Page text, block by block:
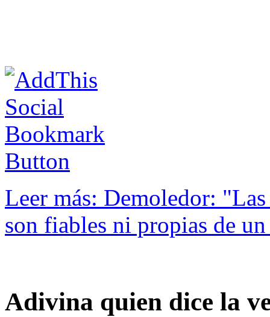
Leer más: Demoledor:
son fiables ni propias de
Adivina quien dice la